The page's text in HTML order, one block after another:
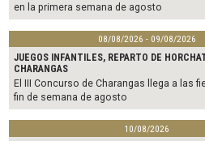
en la primera semana de agosto
08/08/2026 - 09/08/2026
JUEGOS INFANTILES, REPARTO DE
CHARANGAS
El III Concurso de Charangas llega a las
fin de semana de agosto
10/08/2026